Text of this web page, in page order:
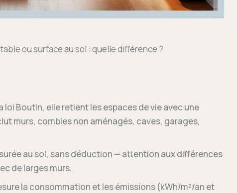
ou surface au sol : quelle différence ?
loi Boutin, elle retient les espaces de vie avec une
murs, combles non aménagés, caves, garages,
au sol, sans déduction — attention aux différences
de larges murs.
la consommation et les émissions (kWh/m²/an et